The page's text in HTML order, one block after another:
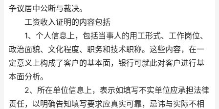
争议居中公断与裁决。
工资收入证明的内容包括
1、个人信息上，包括当事人的用工形式、工作岗位、
政治面貌、文化程度、职务和技术职称。这些内容，在一
定意义上构成了客户的基本面，银行可就此对客户进行基
本面分析。
2、所在单位信息上，表示如填写不实单位应承担法律
责任，以明确告知填写要求应真实可靠，忌讳与实际不相